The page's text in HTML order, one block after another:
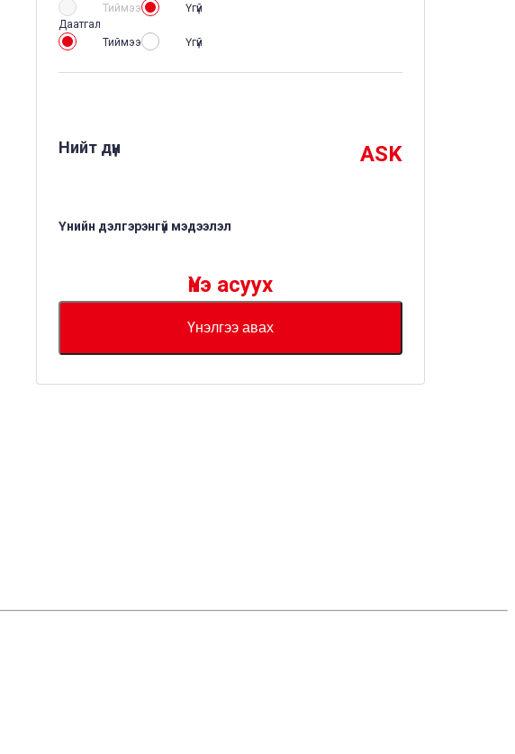
Тиймээ
Үгүй
Даатгал
Тиймээ
Үгүй
Нийт дүн ASK
Үнийн дэлгэрэнгүй мэдээлэл
Үнэ асуух
Үнэлгээ авах